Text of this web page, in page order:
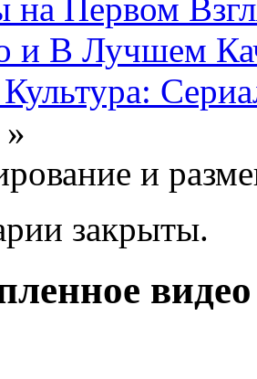
Первом
и В Лучшем
»
и
закрыты.
видео